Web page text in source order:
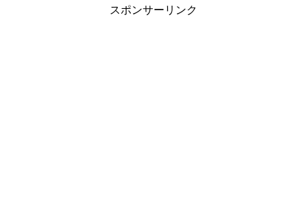
スポンサーリンク